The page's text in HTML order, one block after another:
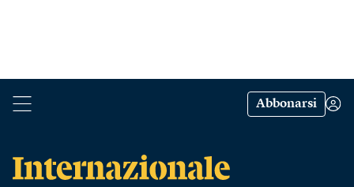
Abbonarsi